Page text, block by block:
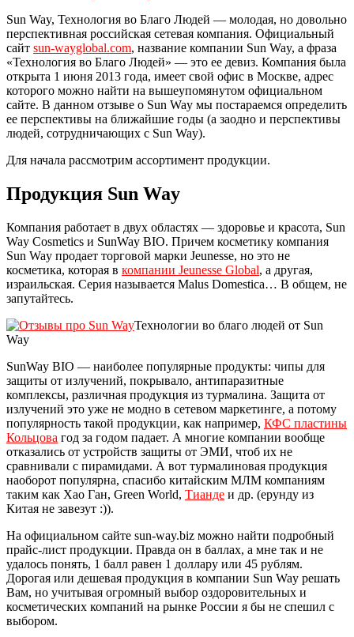
Sun Way, Технология во Благо Людей — молодая, но довольно
перспективная российская сетевая компания. Официальный
сайт sun-wayglobal.com, название компании Sun Way, а фраза
«Технология во Благо Людей» — это ее девиз. Компания была
открыта 1 июня 2013 года, имеет свой офис в Москве, адрес
которого можно найти на вышеупомянутом официальном
сайте. В данном отзыве о Sun Way мы постараемся определить
ее перспективы на ближайшие годы (а заодно и перспективы
людей, сотрудничающих с Sun Way).
Для начала рассмотрим ассортимент продукции.
Продукция Sun Way
Компания работает в двух областях — здоровье и красота, Sun
Way Cosmetics и SunWay BIO. Причем косметику компания
Sun Way продает торговой марки Jeunesse, но это не
косметика, которая в компании Jeunesse Global, а другая,
израильская. Серия называется Malus Domestica… В общем, не
запутайтесь.
Технологии во благо людей от Sun
Way
SunWay BIO — наиболее популярные продукты: чипы для
защиты от излучений, покрывало, антипаразитные
комплексы, различная продукция из турмалина. Защита от
излучений это уже не модно в сетевом маркетинге, а потому
популярность такой продукции, как например, КФС пластины
Кольцова год за годом падает. А многие компании вообще
отказались от устройств защиты от ЭМИ, чтоб их не
сравнивали с пирамидами. А вот турмалиновая продукция
наоборот популярна, спасибо китайским МЛМ компаниям
таким как Хао Ган, Green World, Тианде и др. (ерунду из
Китая не завезут :)).
На официальном сайте sun-way.biz можно найти подробный
прайс-лист продукции. Правда он в баллах, а мне так и не
удалось понять, 1 балл равен 1 доллару или 45 рублям.
Дорогая или дешевая продукция в компании Sun Way решать
Вам, но учитывая огромный выбор оздоровительных и
косметических компаний на рынке России я бы не спешил с
выбором.